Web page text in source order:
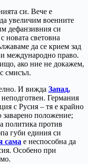
си. Вече е
увеличим военните
дефанзивния си
новата световна
да се крием зад
и международно право.
ако ние не докажем,
смисъл.
И вижда Запад,
Германия
с Русия – тя е крайно
заварено положение;
политика против
губи единия си
сама е неспособна да
Особено при